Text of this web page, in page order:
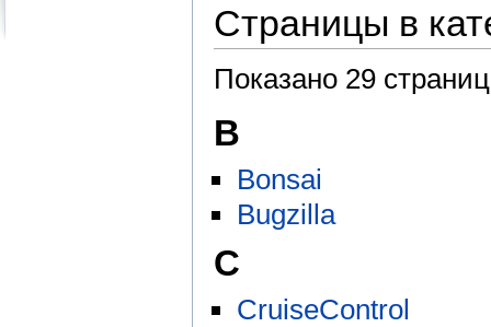
Страницы в
Показано 29
B
Bonsai
Bugzilla
C
CruiseControl